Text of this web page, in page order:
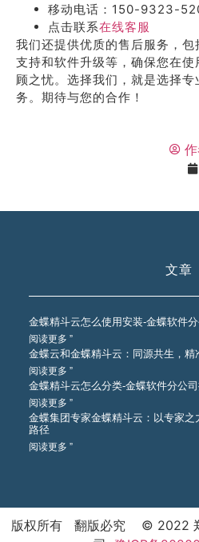
移动电话：150-9323-
点击联系在线客服
我们还提供优质的售后服务，
支持和软件升级等，确保您在
顾之忧。选择我们，就是选择
务。期待与您的合作！
文章
金蝶精斗云怎么使用安装-金蝶软件
阅读更多 ”
金蝶云和金蝶精斗云：同源共生，
阅读更多 ”
金蝶精斗云怎么分类-金蝶软件分公
阅读更多 ”
金蝶集团专家金蝶精斗云：以专家
路径
阅读更多 ”
版权所有 翻版必究 © 2022 郑